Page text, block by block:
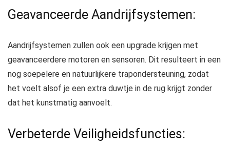
Geavanceerde Aandrijfsystemen:
Aandrijfsystemen zullen ook een upgrade krijgen met
geavanceerdere motoren en sensoren. Dit resulteert in een
nog soepelere en natuurlijkere trapondersteuning, zodat
het voelt alsof je een extra duwtje in de rug krijgt zonder
dat het kunstmatig aanvoelt.
Verbeterde Veiligheidsfuncties: